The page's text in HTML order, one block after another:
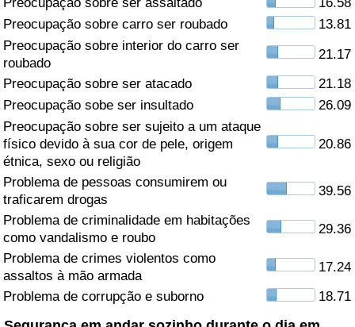
Preocupação sobre carro ser roubado
13.81
Preocupação sobre interior do carro ser
roubado
21.17
Preocupação sobre ser atacado
21.18
Preocupação sobe ser insultado
26.09
Preocupação sobre ser sujeito a um ataque
físico devido à sua cor de pele, origem
étnica, sexo ou religião
20.86
Problema de pessoas consumirem ou
traficarem drogas
39.56
Problema de criminalidade em habitações
como vandalismo e roubo
29.36
Problema de crimes violentos como
assaltos à mão armada
17.24
Problema de corrupção e suborno
18.71
Indicador de Saúde (Atual)
Indicador de Saúde
Indicador de Saúde por País
Poluição
Indicador de Poluição (Atual)
Índice de poluição
Indicador de Poluição por País
Trânsito